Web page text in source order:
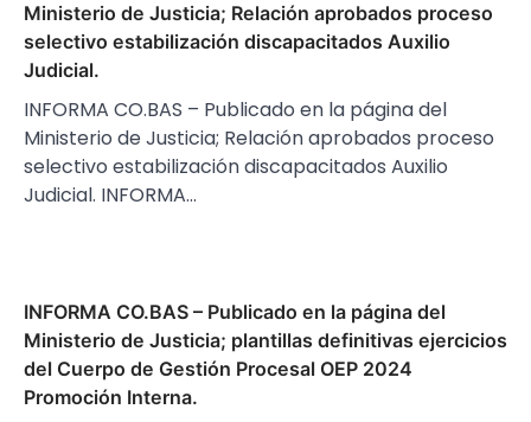
Ministerio de Justicia; Relación aprobados proceso
selectivo estabilización discapacitados Auxilio
Judicial.
INFORMA CO.BAS – Publicado en la página del
Ministerio de Justicia; Relación aprobados proceso
selectivo estabilización discapacitados Auxilio
Judicial. INFORMA…
INFORMA CO.BAS – Publicado en la página del
Ministerio de Justicia; plantillas definitivas ejercicios
del Cuerpo de Gestión Procesal OEP 2024
Promoción Interna.